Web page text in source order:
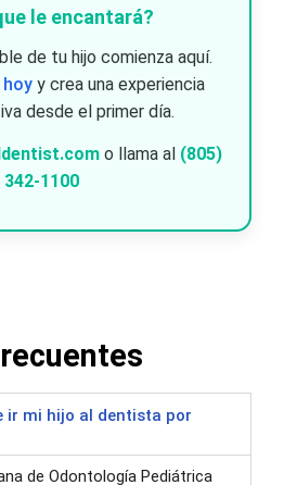
le encantará?
de tu hijo comienza aquí.
y crea una experiencia
desde el primer día.
o llama al (805)
342-1100
ir mi hijo al dentista por
de Odontología Pediátrica